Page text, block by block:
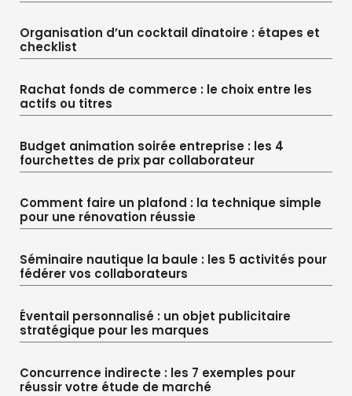
Organisation d’un cocktail dînatoire : étapes et
checklist
Rachat fonds de commerce : le choix entre les
actifs ou titres
Budget animation soirée entreprise : les 4
fourchettes de prix par collaborateur
Comment faire un plafond : la technique simple
pour une rénovation réussie
Séminaire nautique la baule : les 5 activités pour
fédérer vos collaborateurs
Éventail personnalisé : un objet publicitaire
stratégique pour les marques
Concurrence indirecte : les 7 exemples pour
réussir votre étude de marché